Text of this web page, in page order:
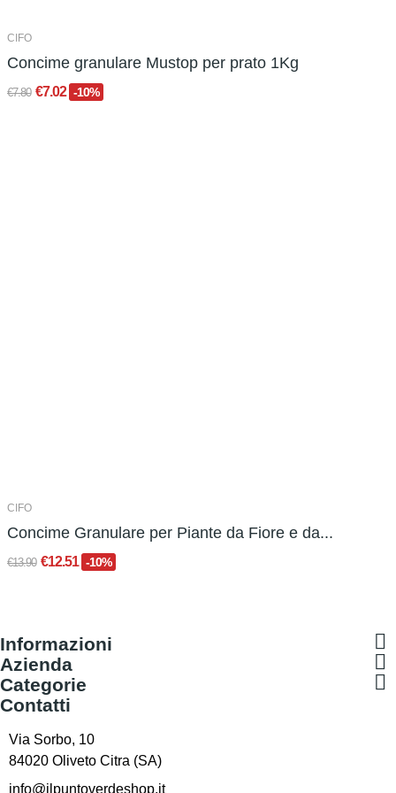
CIFO
Concime granulare Mustop per prato 1Kg
€7.80 €7.02 -10%
CIFO
Concime Granulare per Piante da Fiore e da...
€13.90 €12.51 -10%
Informazioni 
Azienda 
Categorie 
Contatti
Via Sorbo, 10
84020 Oliveto Citra (SA)
info@ilpuntoverdeshop.it